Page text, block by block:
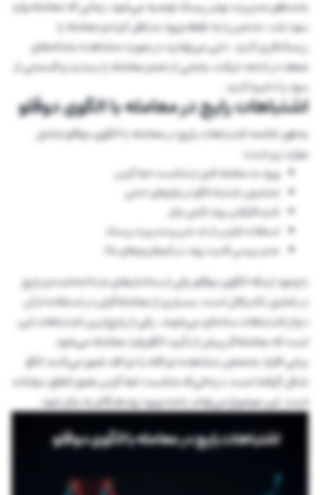
به‌منظور مدیریت بهتر ریسک توصیه می‌شود، زمانی که معامله وارد
سود شد، حدضرر را به نقطه ورود منتقل کرده و معامله را
ریسک‌فری کنید. حتی می‌توانید در صورت مشاهده نشانه‌های
ضعف در ادامه حرکت، بخشی از حجم معامله را ببندید و قسمتی از
سود را ذخیره کنید.
اشتباهات رایج در معامله با الگوی دوقلو
به‌طور خلاصه اشتباهات رایج در معامله با الگوی دوقلو شامل
موارد زیر است:
ورود به معامله قبل از شکست خط گردن
تشخیص اشتباه الگو در بازارهای خنثی
نادیده‌گرفتن روند قبلی بازار
استفاده نکردن از حد ضرر و مدیریت ریسک
عدم بررسی قدرت روند در تایم‌فریم‌های بالا
با وجود اینکه الگوی دوقلو یکی از ساختارهای شناخته‌شده و رایج
در تحلیل تکنیکال است، بسیاری از معامله‌گران در استفاده از آن
دچار اشتباهات ساده‌ای می‌شوند. یکی از رایج‌ترین اشتباهات این
است که معامله‌گر پیش از تأیید الگو وارد معامله می‌شود.
برخی افراد به‌محض مشاهده دو قله یا دو کف تصور می‌کنند الگو
شکل گرفته است، درحالی‌که شکست خط گردن هنوز اتفاق نیفتاده
است. این موضوع می‌تواند باعث ورود زودهنگام به بازار شود.